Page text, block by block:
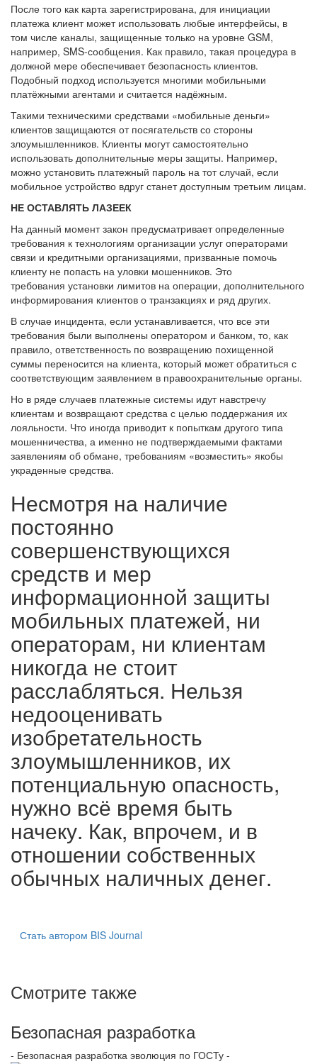
После того как карта зарегистрирована, для инициации
платежа клиент может использовать любые интерфейсы, в
том числе каналы, защищенные только на уровне GSM,
например, SMS-сообщения. Как правило, такая процедура в
должной мере обеспечивает безопасность клиентов.
Подобный подход используется многими мобильными
платёжными агентами и считается надёжным.
Такими техническими средствами «мобильные деньги»
клиентов защищаются от посягательств со стороны
злоумышленников. Клиенты могут самостоятельно
использовать дополнительные меры защиты. Например,
можно установить платежный пароль на тот случай, если
мобильное устройство вдруг станет доступным третьим лицам.
НЕ ОСТАВЛЯТЬ ЛАЗЕЕК
На данный момент закон предусматривает определенные
требования к технологиям организации услуг операторами
связи и кредитными организациями, призванные помочь
клиенту не попасть на уловки мошенников. Это
требования установки лимитов на операции, дополнительного
информирования клиентов о транзакциях и ряд других.
В случае инцидента, если устанавливается, что все эти
требования были выполнены оператором и банком, то, как
правило, ответственность по возвращению похищенной
суммы переносится на клиента, который может обратиться с
соответствующим заявлением в правоохранительные органы.
Но в ряде случаев платежные системы идут навстречу
клиентам и возвращают средства с целью поддержания их
лояльности. Что иногда приводит к попыткам другого типа
мошенничества, а именно не подтверждаемыми фактами
заявлениям об обмане, требованиям «возместить» якобы
украденные средства.
Несмотря на наличие
постоянно
совершенствующихся
средств и мер
информационной защиты
мобильных платежей, ни
операторам, ни клиентам
никогда не стоит
расслабляться. Нельзя
недооценивать
изобретательность
злоумышленников, их
потенциальную опасность,
нужно всё время быть
начеку. Как, впрочем, и в
отношении собственных
обычных наличных денег.
Стать автором BIS Journal
Смотрите также
Безопасная разработка
- Безопасная разработка эволюция по ГОСТу -